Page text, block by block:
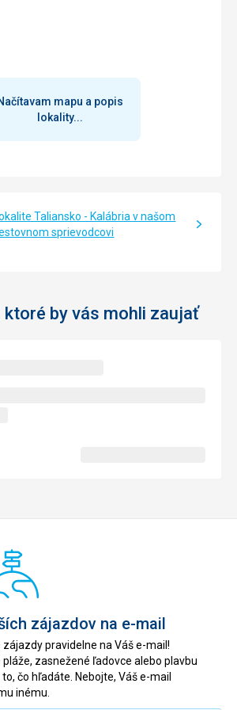
mapu a popis
lokality...
Taliansko - Kalábria v našom
sprievodcovi
ktoré by vás mohli zaujať
zájazdov na e-mail
pravidelne na Váš e-mail!
zasnežené ľadovce alebo plavbu
čo hľadáte. Nebojte, Váš e-mail
inému.